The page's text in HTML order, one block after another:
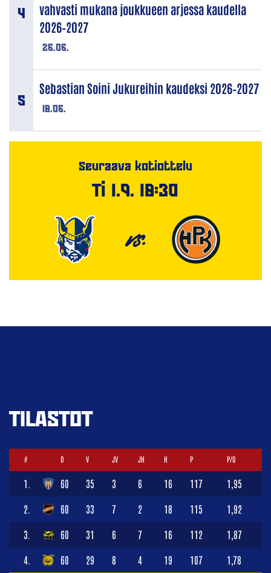
26.06.
vahvasti mukana joukkueen arjessa kaudella
2026–2027
18.06.
Sebastian Soini Jukureihin kaudeksi 2026–2027
Seuraava kotiottelu
Ti 1.9. 18:30
VS.
TILASTOT
# O V JV JH H P P/O
1. 60 35 3 6 16 117 1,95
2. 60 33 7 2 18 115 1,92
3. 60 31 6 7 16 112 1,87
4. 60 29 8 4 19 107 1,78